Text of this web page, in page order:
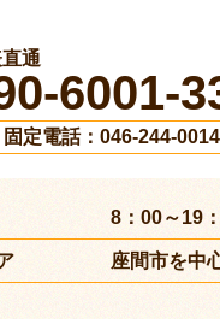
通
6001-
固定電話：046-244-0014
8：00～19
座間市を中